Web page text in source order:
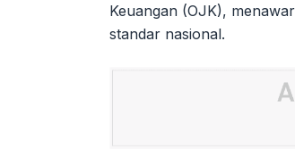
Keuangan (OJK),
standar nasional.